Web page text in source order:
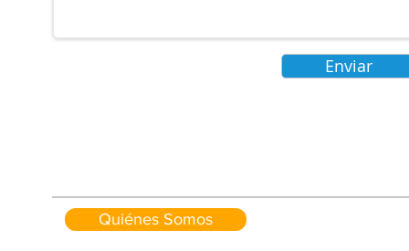
Enviar
Quiénes Somos